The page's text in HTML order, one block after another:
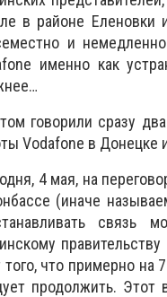
в районе Еленовки
и
именно как
говорили сразу
Vodafone в Донецке
4 мая, на
(иначе
связь
того, что примерно на
продолжить.